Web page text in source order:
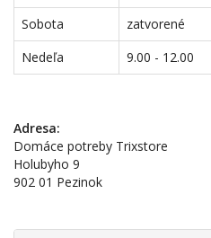
Sobota
zatvorené
Nedeľa
9.00 - 12.00
Adresa:
Domáce potreby Trixstore
Holubyho 9
902 01 Pezinok